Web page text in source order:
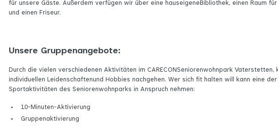
für unsere Gäste. Außerdem verfügen wir über eine hauseigeneBibliothek, einen Raum
und einen Friseur.
Unsere Gruppenangebote:
Durch die vielen verschiedenen Aktivitäten im CARECONSeniorenwohnpark Vaterstetten,
individuellen Leidenschaftenund Hobbies nachgehen. Wer sich fit halten will kann eine
Sportaktivitäten des Seniorenwohnparks in Anspruch nehmen:
10-Minuten-Aktivierung
Gruppenaktivierung